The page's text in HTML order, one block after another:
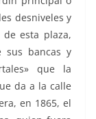
desniveles y
esta plaza,
sus bancas y
que la
da a la calle
en 1865, el